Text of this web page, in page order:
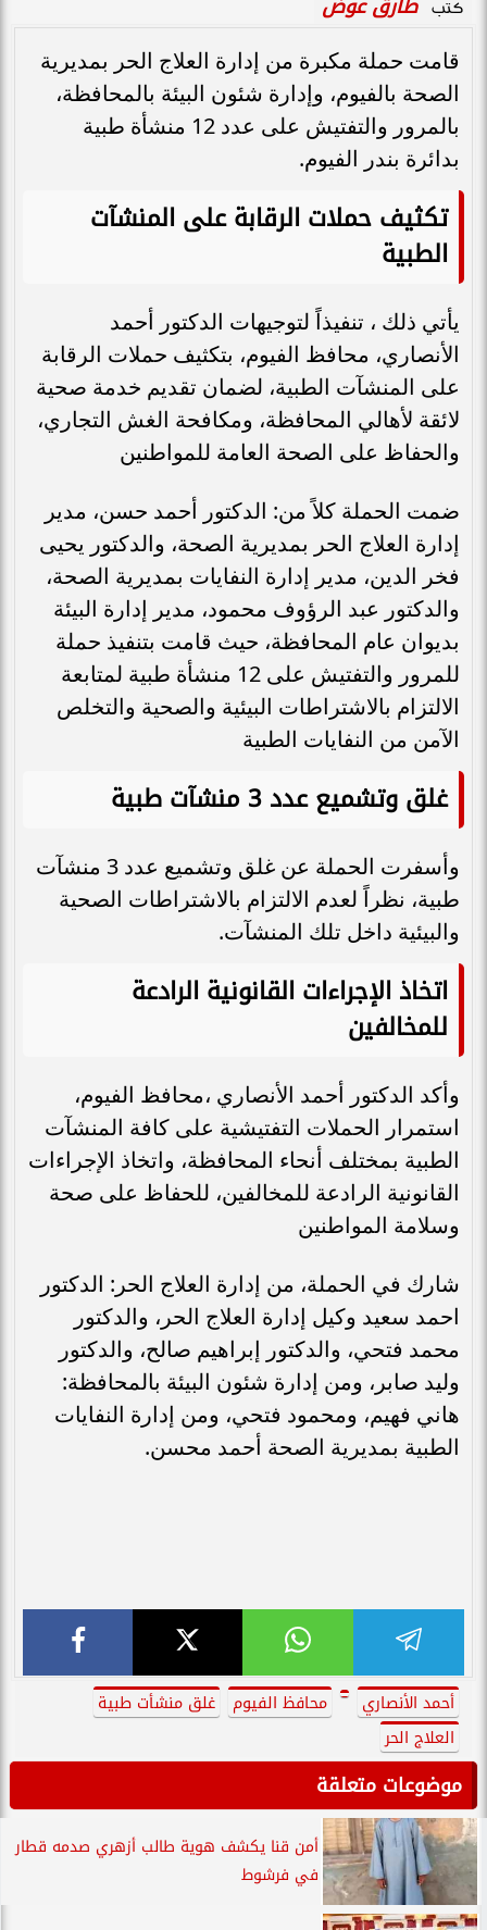
كتب
قامت حملة مكبرة من إدارة العلاج الحر بمديرية
الصحة بالفيوم، وإدارة شئون البيئة بالمحافظة،
بالمرور والتفتيش على عدد 12 منشأة طبية
بدائرة بندر الفيوم.
تكثيف حملات الرقابة على المنشآت
الطبية
يأتي ذلك ، تنفيذاً لتوجيهات الدكتور أحمد
الأنصاري، محافظ الفيوم، بتكثيف حملات الرقابة
على المنشآت الطبية، لضمان تقديم خدمة صحية
لائقة لأهالي المحافظة، ومكافحة الغش التجاري،
والحفاظ على الصحة العامة للمواطنين
ضمت الحملة كلاً من: الدكتور أحمد حسن، مدير
إدارة العلاج الحر بمديرية الصحة، والدكتور يحيى
فخر الدين، مدير إدارة النفايات بمديرية الصحة،
والدكتور عبد الرؤوف محمود، مدير إدارة البيئة
بديوان عام المحافظة، حيث قامت بتنفيذ حملة
للمرور والتفتيش على 12 منشأة طبية لمتابعة
الالتزام بالاشتراطات البيئية والصحية والتخلص
الآمن من النفايات الطبية
غلق وتشميع عدد 3 منشآت طبية
وأسفرت الحملة عن غلق وتشميع عدد 3 منشآت
طبية، نظراً لعدم الالتزام بالاشتراطات الصحية
والبيئية داخل تلك المنشآت.
اتخاذ الإجراءات القانونية الرادعة
للمخالفين
وأكد الدكتور أحمد الأنصاري ،محافظ الفيوم،
استمرار الحملات التفتيشية على كافة المنشآت
الطبية بمختلف أنحاء المحافظة، واتخاذ الإجراءات
القانونية الرادعة للمخالفين، للحفاظ على صحة
وسلامة المواطنين
شارك في الحملة، من إدارة العلاج الحر: الدكتور
احمد سعيد وكيل إدارة العلاج الحر، والدكتور
محمد فتحي، والدكتور إبراهيم صالح، والدكتور
وليد صابر، ومن إدارة شئون البيئة بالمحافظة:
هاني فهيم، ومحمود فتحي، ومن إدارة النفايات
الطبية بمديرية الصحة أحمد محسن.
أحمد الأنصاري محافظ الفيوم
غلق منشأت طبية
العلاج الحر
موضوعات متعلقة
أمن قنا يكشف هوية طالب أزهري صدمه قطار
في فرشوط